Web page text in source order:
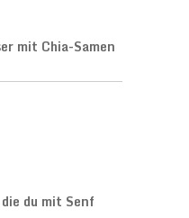
mit Chia-Samen
du mit Senf